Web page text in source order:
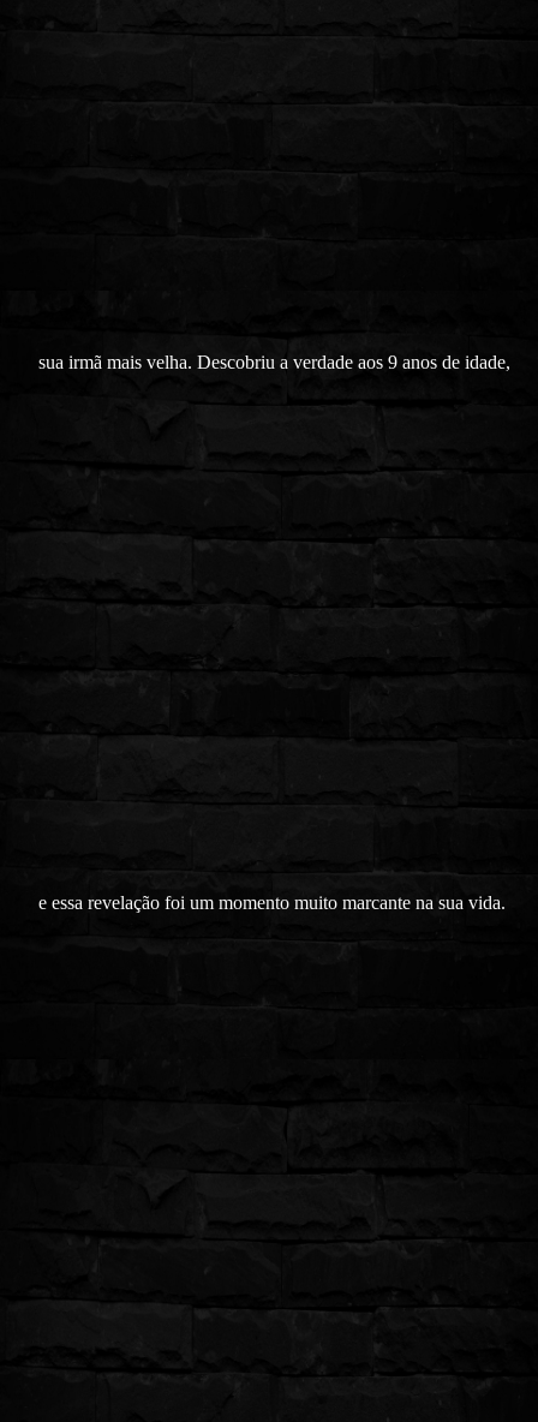
sua irmã mais velha. Descobriu a verdade aos 9 anos de idade,
e essa revelação foi um momento muito marcante na sua vida.